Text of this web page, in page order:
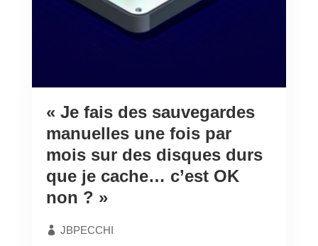
« Je fais des sauvegardes
manuelles une fois par
mois sur des disques durs
que je cache… c’est OK
non ? »
JBPECCHI